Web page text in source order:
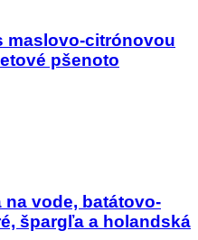
maslovo-citrónovou
pšenoto
na vode, batátovo-
špargľa a holandská